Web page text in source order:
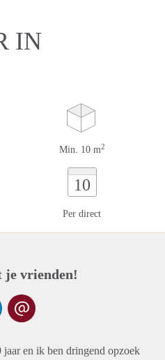
IN
Min. 10 m2
10
Per direct
je vrienden!
en ik ben dringend opzoek